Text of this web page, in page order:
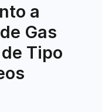
a
Gas
Tipo